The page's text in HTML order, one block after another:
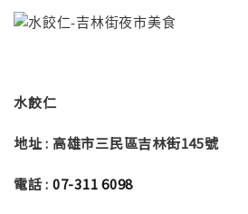
水餃仁
地址 : 高雄市三民區吉林街145號
電話 : 07-311 6098